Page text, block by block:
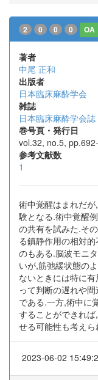
2 0 0 0 OA
著者
中尾 正和
出版者
日本臨床麻酔学会
雑誌
日本臨床麻酔学会誌
巻号頁・発行日
vol.32, no.5,
参考文献数
1
術中覚醒はまれだ
験となる.術中覚醒
の共有を試みた.そ
る鎮静作用の相対
のもある.脳波モニ
いが,筋弛緩状態の
ないときには特に
って判断の遅れや
である.一方,術中に
することができれ
せる可能性も考えら
2023-06-02